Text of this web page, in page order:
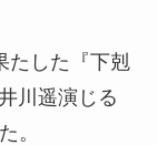
たした『下剋
川遥演じる
。